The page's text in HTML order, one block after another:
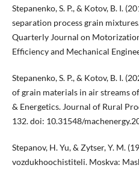
Stepanenko, S. P., & Kotov, B. I.
separation process grain
Quarterly Journal on
Efficiency and Mechanical
Stepanenko, S. P., & Kotov, B. I.
of grain materials in air streams
& Energetics. Journal of Rural
132. doi: 10.31548/
Stepanov, H. Yu, & Zytser, Y. M.
vozdukhoochistiteli. Moskva: